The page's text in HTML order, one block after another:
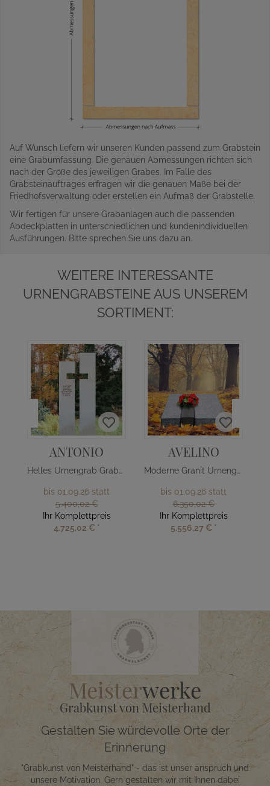
Auf Wunsch liefern wir unseren Kunden passend zum Grabstein
eine Grabumfassung. Die genauen Abmessungen richten sich
nach der Größe des jeweiligen Grabes. Im Falle des
Grabsteinauftrages erfragen wir die genauen Maße bei der
Friedhofsverwaltung oder erstellen ein Aufmaß der Grabstelle.
Wir fertigen für unsere Grabanlagen auch die passenden
Abdeckplatten in unterschiedlichen und kundenindividuellen
Ausführungen. Bitte sprechen Sie uns dazu an.
WEITERE INTERESSANTE
URNENGRABSTEINE AUS UNSEREM
SORTIMENT:
ANTONIO
Helles Urnengrab Grabmal mit Kreuz
bis 01.09.26 statt
5.400,02 €
Ihr Komplettpreis
4.725,02 € *
AVELINO
Moderne Granit Urnengrab Liegeplatte
bis 01.09.26 statt
6.350,02 €
Ihr Komplettpreis
5.556,27 € *
Meisterwerke
Grabkunst von Meisterhand
Gestalten Sie würdevolle Orte der
Erinnerung
"Grabkunst von Meisterhand" - das ist unser anspruch und
unsere Motivation. Gern gestalten wir mit Ihnen dabei